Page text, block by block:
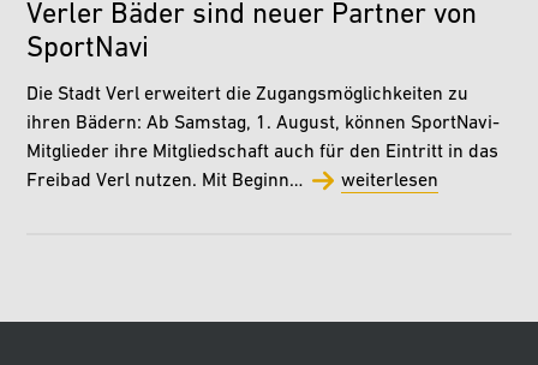
Verler Bäder sind neuer Partner von
SportNavi
Die Stadt Verl erweitert die Zugangsmöglichkeiten zu
ihren Bädern: Ab Samstag, 1. August, können SportNavi-
Mitglieder ihre Mitgliedschaft auch für den Eintritt in das
Freibad Verl nutzen. Mit Beginn…
weiterlesen